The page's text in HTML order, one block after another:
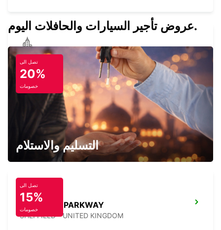
PRESTON
PRESTON - UNITED KINGDOM
WOLVERHAMPTON
WOLVERHAMPTON - UNITED KINGDOM
SHEFFIELD PARKWAY
SHEFFIELD - UNITED KINGDOM
عروض تأجير السيارات والحافلات اليوم.
تصل الى
20%
خصومات
التسليم والاستلام
تصل الى
15%
خصومات